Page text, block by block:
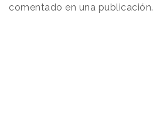
comentado en una publicación.